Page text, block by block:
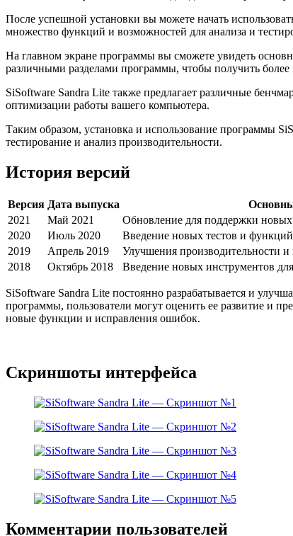
После успешной установки вы можете начать
множество функций и возможностей для анализа и
На главном экране программы вы сможете увидеть
различными разделами программы, чтобы получить
SiSoftware Sandra Lite также предлагает различные
оптимизации работы вашего компьютера.
Таким образом, установка и использование программы
тестирование и анализ производительности.
История версий
Версия Дата выпуска
2021
Май 2021
Обновление для поддержки новых
2020
Июль 2020
Введение новых тестов и
2019
Апрель 2019
Улучшения производительности
2018
Октябрь 2018 Введение новых инструментов
SiSoftware Sandra Lite постоянно разрабатывается и
программы, пользователи могут оценить ее развитие и
новые функции и исправления ошибок.
Скриншоты интерфейса
Комментарии пользователей